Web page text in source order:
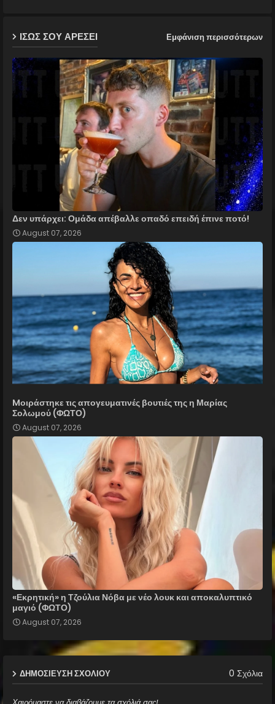
p
ΙΣΩΣ ΣΟΥ ΑΡΕΣΕΙ Εμφάνιση περισσότερων
Δεν υπάρχει: Ομάδα απέβαλλε οπαδό επειδή έπινε ποτό!
August 07, 2026
Mοιράστηκε τις απογευματινές βουτιές της η Μαρίας
Σολωμού (ΦΩΤΟ)
August 07, 2026
«Εκρητική» η Τζούλια Νόβα με νέο λουκ και αποκαλυπτικό
μαγιό (ΦΩΤΟ)
August 07, 2026
ΔΗΜΟΣΊΕΥΣΗ ΣΧΟΛΊΟΥ 0 Σχόλια